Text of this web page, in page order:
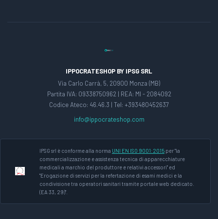
IPPOCRATESHOP BY IPSG SRL
Via Carlo Carrà, 5, 20900 Monza (MB)
Partita IVA: 09338750962 | REA: MI - 2084092
Codice Ateco: 46.46.3 | Tel: +393480452637
info@ippocrateshop.com
IPSG srl è conforme alla norma UNI EN ISO 9001:2015 per "la
commercializzazione e assistenza tecnica di apparecchiature
medicali a marchio del produttore e relativi accessori" ed
"Erogazione di servizi per la refertazione di esami medici e la
condivisione tra operatori sanitari tramite portale web dedicato.
(EA 33, 29)".